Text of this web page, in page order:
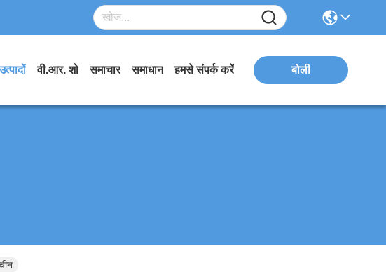
उत्पादों वी.आर. शो समाचार समाधान हमसे संपर्क करें बोली